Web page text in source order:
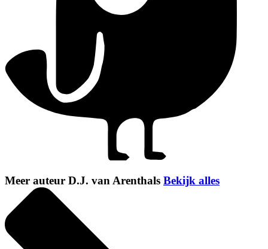
Meer auteur D.J. van Arenthals Bekijk alles